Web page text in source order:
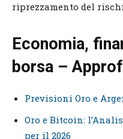
riprezzamento del
Economia,
borsa –
Previsioni Oro e
Oro e Bitcoin:
per il 2026